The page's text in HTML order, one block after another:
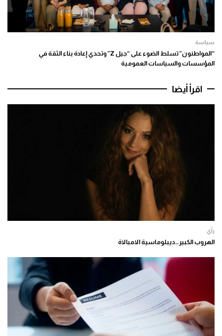
سياسة
“المواطنون” تسلط الضوء على “جيل Z” وتحدي إعادة بناء الثقة في
المؤسسات والسياسات العمومية
اقرأ أيضا
رأي
الهروب الكبير…ديبلوماسية الامبالاة